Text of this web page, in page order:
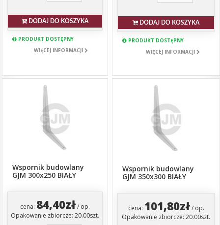
DODAJ DO KOSZYKA
PRODUKT DOSTĘPNY
WIĘCEJ INFORMACJI
DODAJ DO KOSZYKA
PRODUKT DOSTĘPNY
WIĘCEJ INFORMACJI
Wspornik budowlany
GJM 300x250 BIAŁY
cena: 84,40zł/ op.
Opakowanie zbiorcze: 20.00szt.
Wspornik budowlany
GJM 350x300 BIAŁY
cena: 101,80zł/ op.
Opakowanie zbiorcze: 20.00szt.